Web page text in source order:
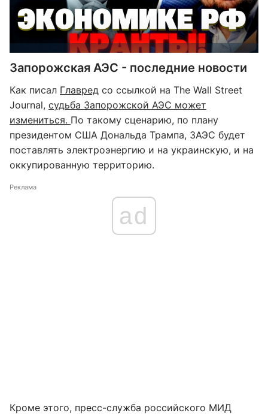
Запорожская АЭС - последние новости
Как писал Главред со ссылкой на The Wall Street
Journal, судьба Запорожской АЭС может
измениться. По такому сценарию, по плану
президентом США Дональда Трампа, ЗАЭС будет
поставлять электроэнергию и на украинскую, и на
оккупированную территорию.
Реклама
ad
Кроме этого, пресс-служба российского МИД